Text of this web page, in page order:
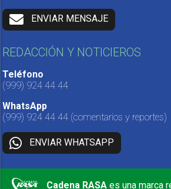
ENVIAR MENSAJE
REDACCIÓN Y NOTICIEROS
Teléfono
(999) 924 44 44
WhatsApp
(999) 924 44 44 (comentarios y reportes)
ENVIAR WHATSAPP
Cadena RASA es una marca